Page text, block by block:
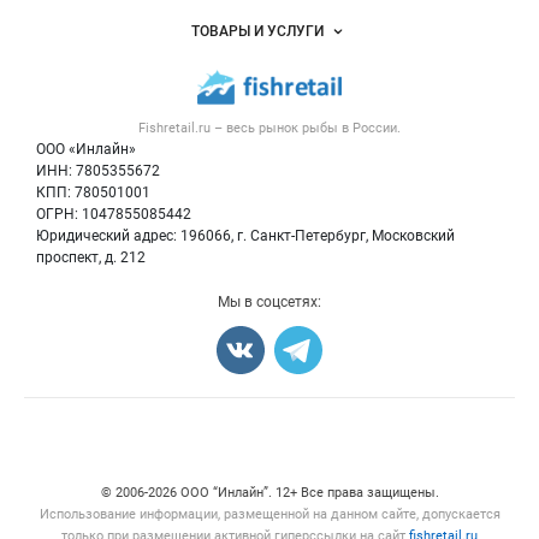
Fishretail.ru – весь рынок рыбы в России.
ООО «Инлайн»
ИНН: 7805355672
КПП: 780501001
ОГРН: 1047855085442
Юридический адрес: 196066, г. Санкт-Петербург, Московский
проспект, д. 212
Размещение рекламы
Публичная оферта
Контактная информация
Политика обработки персональных данных
Объявления
Новости рынка
Блог
ТОВАРЫ И УСЛУГИ
Рыба
Икра
Мы в соцсетях:
© 2006‑2026 ООО “Инлайн”. 12+ Все права защищены.
Использование информации, размещенной на данном сайте, допускается